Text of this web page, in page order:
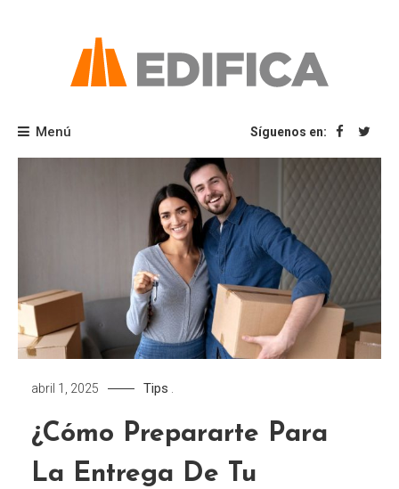
Blog Edifica
Menú Síguenos en:
abril 1, 2025 Tips
¿Cómo Prepararte Para
La Entrega De Tu